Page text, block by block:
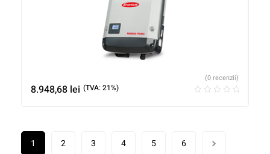
8.948,68 lei (TVA: 21%)
(0 recenzii)
1 2 3 4 5 6